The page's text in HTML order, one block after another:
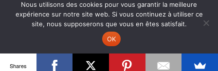
Nous utilisons des cookies pour vous garantir la meilleure
expérience sur notre site web. Si vous continuez à utiliser ce
site, nous supposerons que vous en êtes satisfait.
OK
Shares